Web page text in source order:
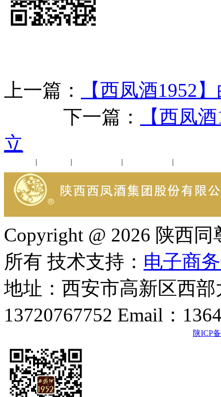
上一篇：
【西凤酒1952
下一篇：
【西凤
立
| | | |
Copyright @ 2026 陕西
所有 技术支持： 电子商
地址：西安市高新区西
13720767752 Email：
陕ICP